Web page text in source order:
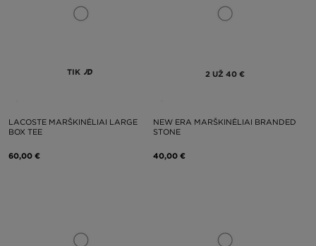
TIK
LACOSTE MARŠKINĖLIAI LARGE
BOX TEE
60,00 €
2 UŽ 40 €
NEW ERA MARŠKINĖLIAI BRANDED
STONE
40,00 €